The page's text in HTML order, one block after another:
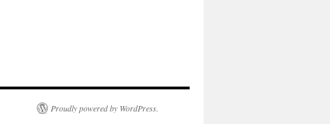
Proudly powered by WordPress.